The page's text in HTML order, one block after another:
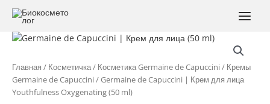
Перейти
содержимому
Главная / Косметичка/ Косметика Germaine de Capuccini/ Кремы
Germaine de Capuccini/ Germaine de Capuccini | Крем для лица
Youthfulness Oxygenating (50 ml)